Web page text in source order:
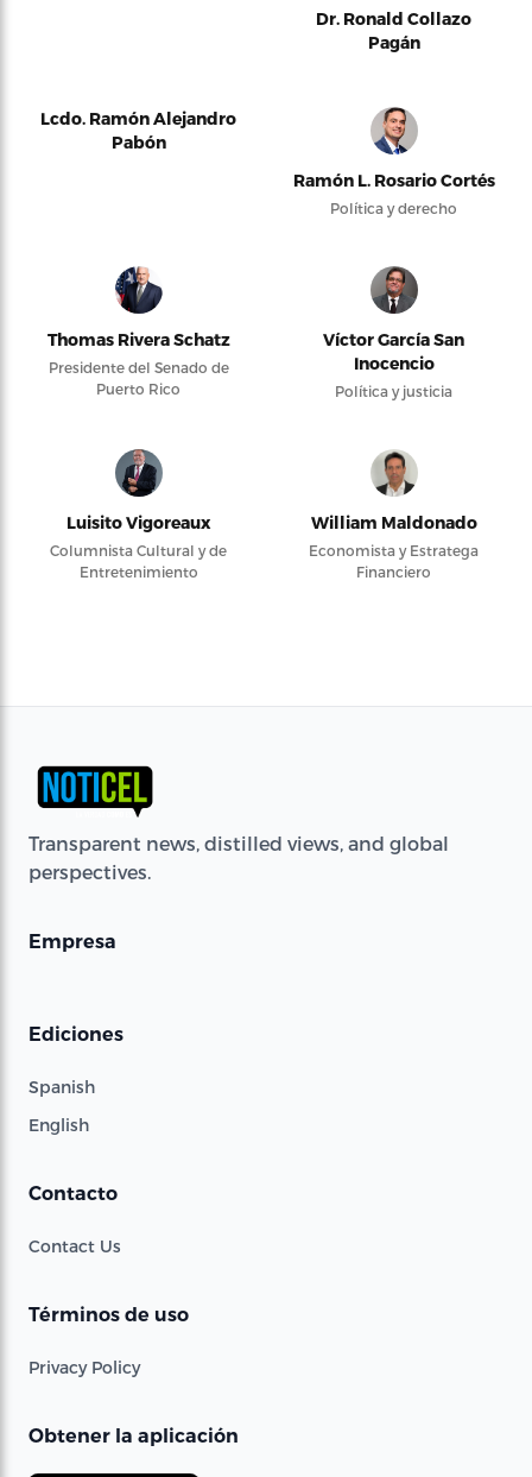
Dr. Ronald Collazo
Pagán
Lcdo. Ramón Alejandro
Pabón
Ramón L. Rosario Cortés
Política y derecho
Thomas Rivera Schatz
Presidente del Senado de
Puerto Rico
Víctor García San
Inocencio
Política y justicia
Luisito Vigoreaux
Columnista Cultural y de
Entretenimiento
William Maldonado
Economista y Estratega
Financiero
Transparent news, distilled views, and global
perspectives.
Empresa
Ediciones
Spanish
English
Contacto
Contact Us
Términos de uso
Privacy Policy
Obtener la aplicación